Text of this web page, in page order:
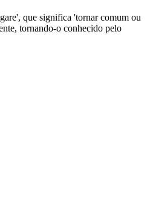
que significa 'tornar comum ou
tornando-o conhecido pelo